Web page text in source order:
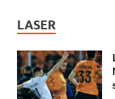
LASER